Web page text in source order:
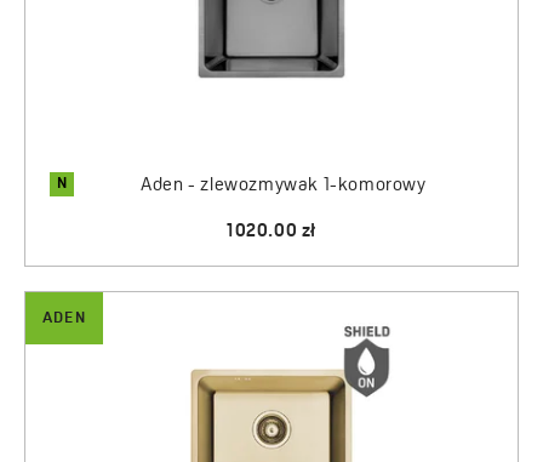
okruszki czy inne zanieczyszczenia nie gromadzą się
minimalizującą hałas podczas zmywania oraz innych
czynności kuchennych. Dzięki ciekawym wykończeniom
w jakich występują tj. grafit i inox świetnie komponują się
oprócz klipsów do montażu, otrzymujemy również syfon
typu Space Saving zaprojektowany tak, aby zajmował jak
najmniej miejsca pod zlewem. Oszczędność przestrzeni
jest możliwa dzięki specjalnie wyprofilowanym elementom,
które przylegają jak najbliżej ścian szafki. To rozwiązanie
daje nam możliwość wygodnego ustawienia np. koszy do
N Aden - zlewozmywak 1-komorowy
1020.00 zł
ADEN